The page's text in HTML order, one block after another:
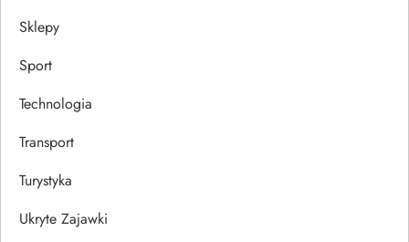
Sklepy
Sport
Technologia
Transport
Turystyka
Ukryte Zajawki